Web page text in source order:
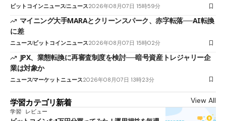
ビットコインニュースニュース2026年08月07日 15時59分
マイニング大手MARAとクリーンスパーク、赤字転落──AI転換
に差
ニュースビットコインニュース2026年08月07日 15時02分
JPX、業態転換に再審査制度を検討──暗号資産トレジャリー企
業は対象か
ニュースマーケットニュース2026年08月07日 13時23分
学習カテゴリ新着 View All
学習 レビュー